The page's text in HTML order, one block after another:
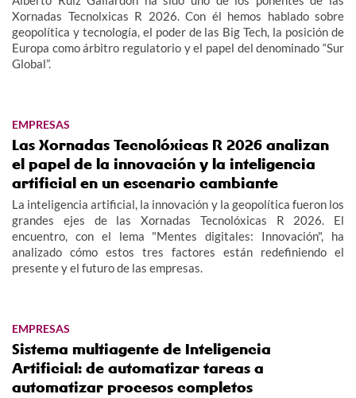
Xornadas Tecnolxicas R 2026. Con él hemos hablado sobre
geopolítica y tecnología, el poder de las Big Tech, la posición de
Europa como árbitro regulatorio y el papel del denominado “Sur
Global”.
EMPRESAS
Las Xornadas Tecnolóxicas R 2026 analizan
el papel de la innovación y la inteligencia
artificial en un escenario cambiante
La inteligencia artificial, la innovación y la geopolítica fueron los
grandes ejes de las Xornadas Tecnolóxicas R 2026. El
encuentro, con el lema "Mentes digitales: Innovación", ha
analizado cómo estos tres factores están redefiniendo el
presente y el futuro de las empresas.
EMPRESAS
Sistema multiagente de Inteligencia
Artificial: de automatizar tareas a
automatizar procesos completos